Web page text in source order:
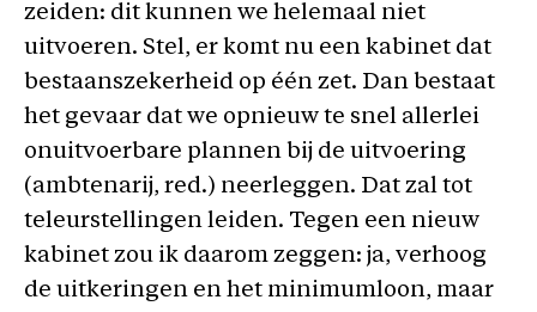
zeiden: dit kunnen we helemaal niet
uitvoeren. Stel, er komt nu een kabinet dat
bestaanszekerheid op één zet. Dan bestaat
het gevaar dat we opnieuw te snel allerlei
onuitvoerbare plannen bij de uitvoering
(ambtenarij, red.) neerleggen. Dat zal tot
teleurstellingen leiden. Tegen een nieuw
kabinet zou ik daarom zeggen: ja, verhoog
de uitkeringen en het minimumloon, maar